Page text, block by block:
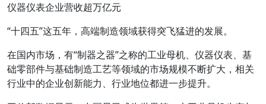
仪器仪表企业营收超万亿元
“十四五”这五年，高端制造领域获得突飞猛进的发展。
在国内市场，有“制器之器”之称的工业母机、仪器仪表、基
础零部件与基础制造工艺等领域的市场规模不断扩大，相关
行业中的企业创新能力、行业地位都进一步提升。